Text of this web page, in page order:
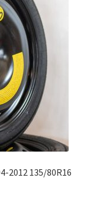
2012 135/80R16